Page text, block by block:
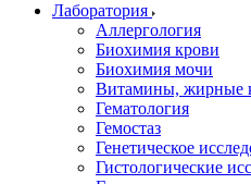
Лаборатория
Аллергология
Биохимия крови
Биохимия мочи
Витамины, жирные
Гематология
Гемостаз
Генетическое
Гистологические